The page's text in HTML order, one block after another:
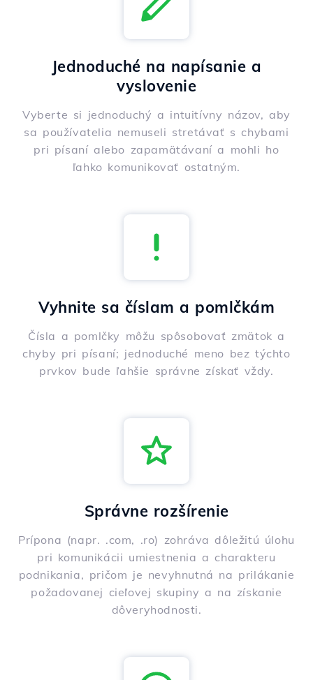
Jednoduché na napísanie a
vyslovenie
Vyberte si jednoduchý a intuitívny názov, aby
sa používatelia nemuseli stretávať s chybami
pri písaní alebo zapamätávaní a mohli ho
ľahko komunikovať ostatným.
Vyhnite sa číslam a pomlčkám
Čísla a pomlčky môžu spôsobovať zmätok a
chyby pri písaní; jednoduché meno bez týchto
prvkov bude ľahšie správne získať vždy.
Správne rozšírenie
Prípona (napr. .com, .ro) zohráva dôležitú úlohu
pri komunikácii umiestnenia a charakteru
podnikania, pričom je nevyhnutná na prilákanie
požadovanej cieľovej skupiny a na získanie
dôveryhodnosti.